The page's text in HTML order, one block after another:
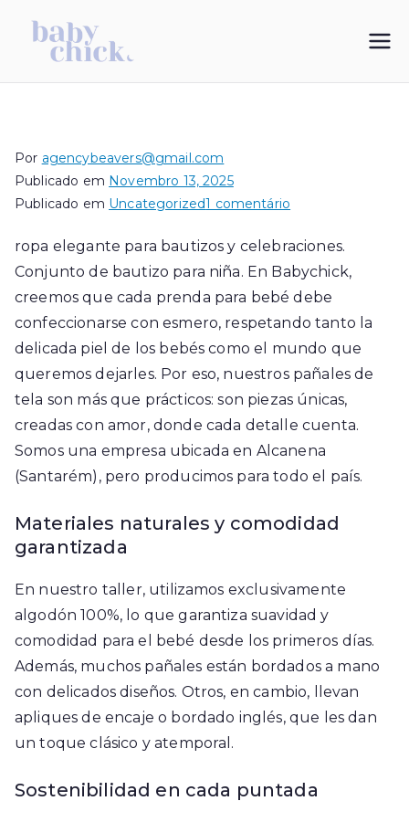
conteúdo
Por agencybeavers@gmail.com
Publicado em Novembro 13, 2025
Publicado em Uncategorized1 comentário
elegante
para
bautizos
y
celebraciones
ropa elegante para bautizos y celebraciones.
Conjunto de bautizo para niña. En Babychick,
creemos que cada prenda para bebé debe
confeccionarse con esmero, respetando tanto la
delicada piel de los bebés como el mundo que
queremos dejarles. Por eso, nuestros pañales de
tela son más que prácticos: son piezas únicas,
creadas con amor, donde cada detalle cuenta.
Somos una empresa ubicada en Alcanena
(Santarém), pero producimos para todo el país.
Materiales naturales y comodidad
garantizada
En nuestro taller, utilizamos exclusivamente
algodón 100%, lo que garantiza suavidad y
comodidad para el bebé desde los primeros días.
Además, muchos pañales están bordados a mano
con delicados diseños. Otros, en cambio, llevan
apliques de encaje o bordado inglés, que les dan
un toque clásico y atemporal.
Sostenibilidad en cada puntada